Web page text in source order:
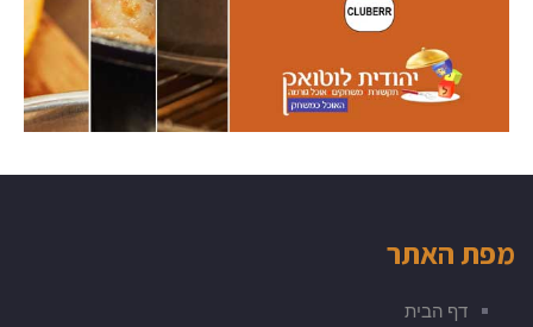
מפת האתר
דף הבית